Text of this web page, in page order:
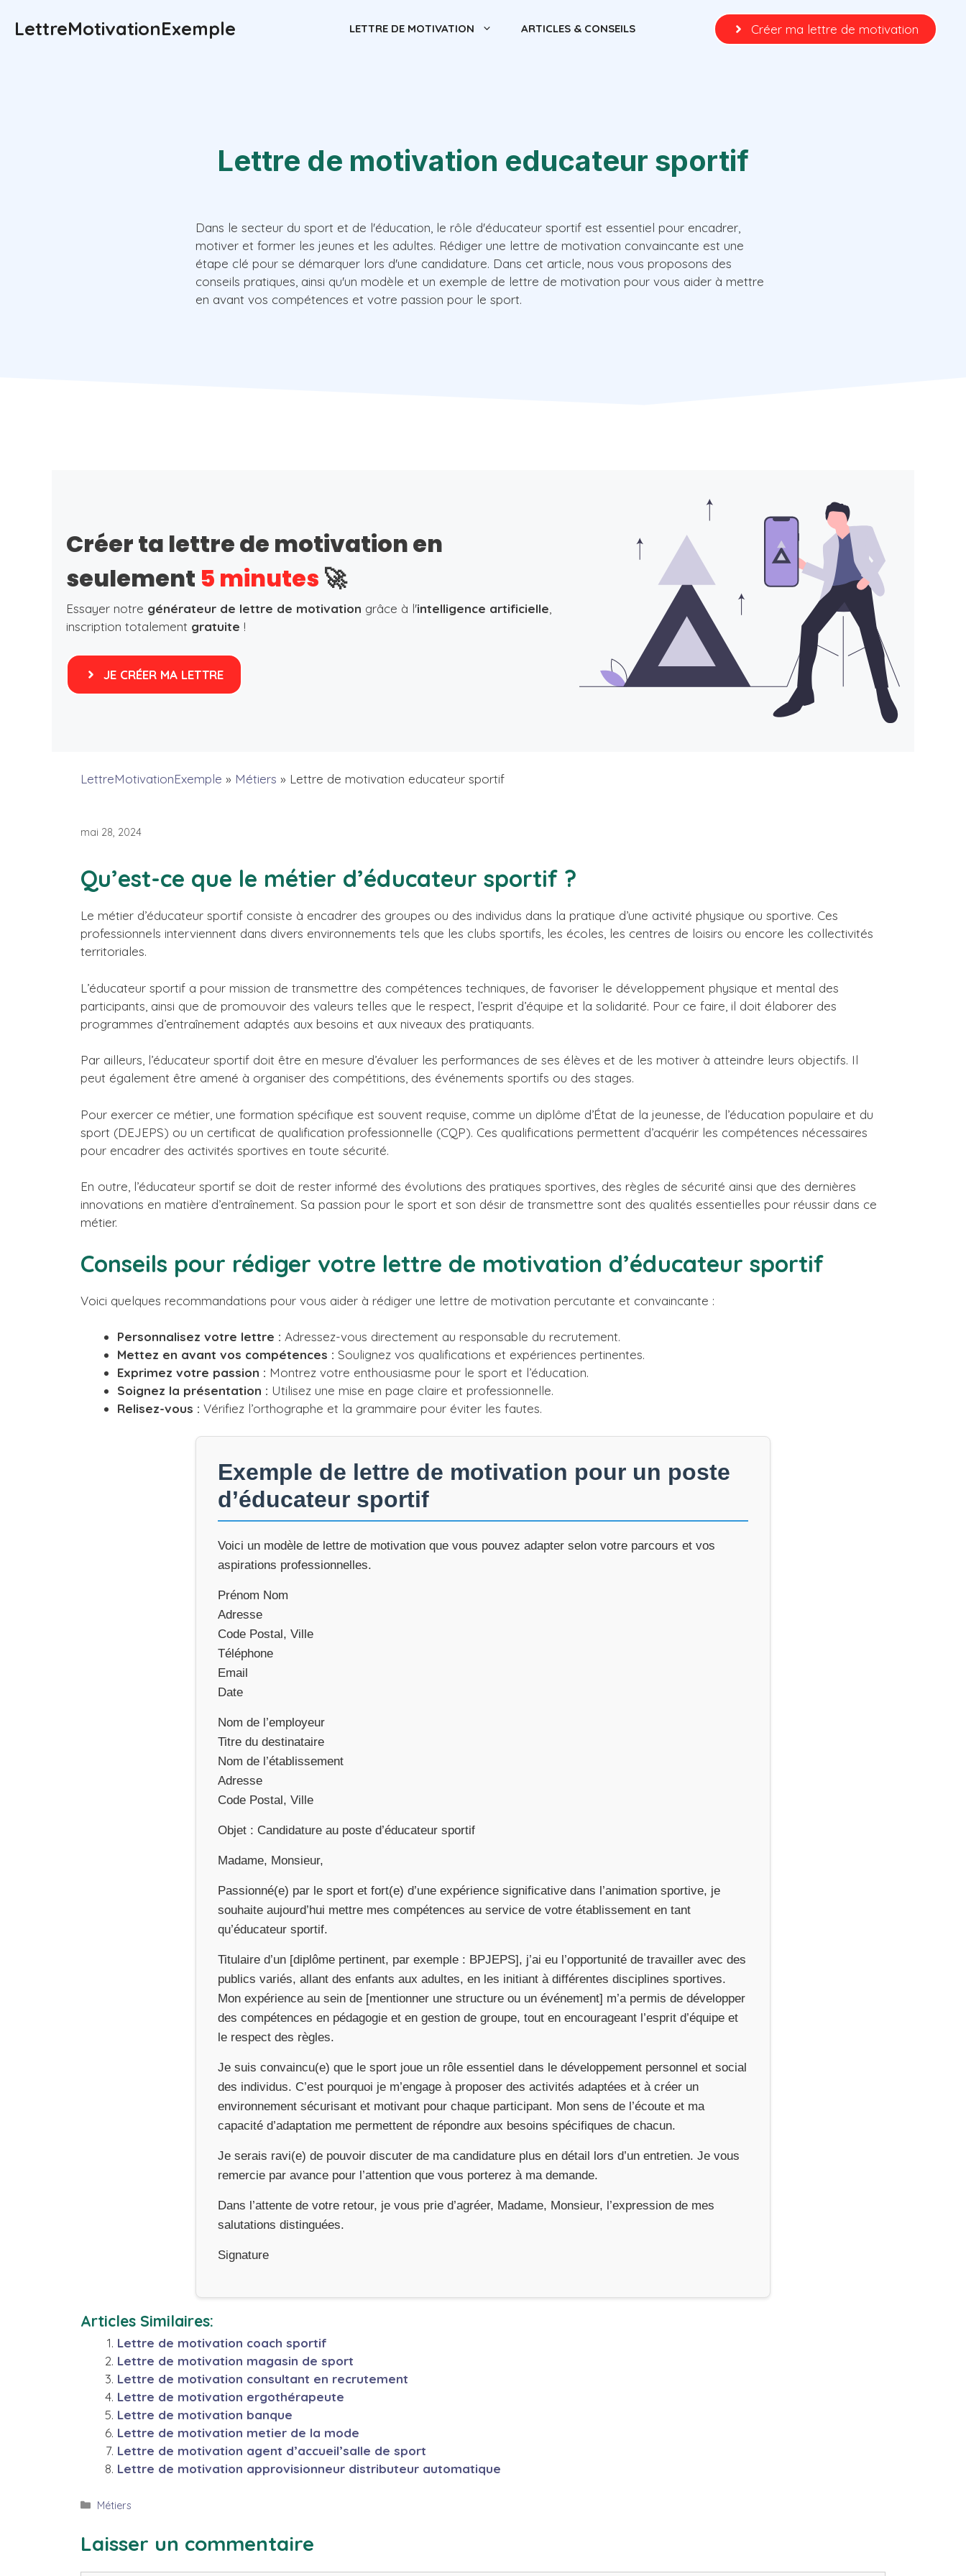
LettreMotivationExemple LETTRE DE MOTIVATION ARTICLES & CONSEILS Créer ma lettre de motivation
Lettre de motivation educateur sportif
Dans le secteur du sport et de l'éducation, le rôle d'éducateur sportif est essentiel pour encadrer,
motiver et former les jeunes et les adultes. Rédiger une lettre de motivation convaincante est une
étape clé pour se démarquer lors d'une candidature. Dans cet article, nous vous proposons des
conseils pratiques, ainsi qu'un modèle et un exemple de lettre de motivation pour vous aider à mettre
en avant vos compétences et votre passion pour le sport.
Créer ta lettre de motivation en
seulement 5 minutes 🚀
Essayer notre générateur de lettre de motivation grâce à l'intelligence artificielle,
inscription totalement gratuite !
JE CRÉER MA LETTRE
LettreMotivationExemple » Métiers » Lettre de motivation educateur sportif
mai 28, 2024
Qu’est-ce que le métier d’éducateur sportif ?
Le métier d’éducateur sportif consiste à encadrer des groupes ou des individus dans la pratique d’une activité physique ou sportive. Ces
professionnels interviennent dans divers environnements tels que les clubs sportifs, les écoles, les centres de loisirs ou encore les collectivités
territoriales.
L’éducateur sportif a pour mission de transmettre des compétences techniques, de favoriser le développement physique et mental des
participants, ainsi que de promouvoir des valeurs telles que le respect, l’esprit d’équipe et la solidarité. Pour ce faire, il doit élaborer des
programmes d’entraînement adaptés aux besoins et aux niveaux des pratiquants.
Par ailleurs, l’éducateur sportif doit être en mesure d’évaluer les performances de ses élèves et de les motiver à atteindre leurs objectifs. Il
peut également être amené à organiser des compétitions, des événements sportifs ou des stages.
Pour exercer ce métier, une formation spécifique est souvent requise, comme un diplôme d’État de la jeunesse, de l’éducation populaire et du
sport (DEJEPS) ou un certificat de qualification professionnelle (CQP). Ces qualifications permettent d’acquérir les compétences nécessaires
pour encadrer des activités sportives en toute sécurité.
En outre, l’éducateur sportif se doit de rester informé des évolutions des pratiques sportives, des règles de sécurité ainsi que des dernières
innovations en matière d’entraînement. Sa passion pour le sport et son désir de transmettre sont des qualités essentielles pour réussir dans ce
métier.
Conseils pour rédiger votre lettre de motivation d’éducateur sportif
Voici quelques recommandations pour vous aider à rédiger une lettre de motivation percutante et convaincante :
Personnalisez votre lettre : Adressez-vous directement au responsable du recrutement.
Mettez en avant vos compétences : Soulignez vos qualifications et expériences pertinentes.
Exprimez votre passion : Montrez votre enthousiasme pour le sport et l’éducation.
Soignez la présentation : Utilisez une mise en page claire et professionnelle.
Relisez-vous : Vérifiez l’orthographe et la grammaire pour éviter les fautes.
Exemple de lettre de motivation pour un poste
d’éducateur sportif
Voici un modèle de lettre de motivation que vous pouvez adapter selon votre parcours et vos
aspirations professionnelles.
Prénom Nom
Adresse
Code Postal, Ville
Téléphone
Email
Date
Nom de l’employeur
Titre du destinataire
Nom de l’établissement
Adresse
Code Postal, Ville
Objet : Candidature au poste d’éducateur sportif
Madame, Monsieur,
Passionné(e) par le sport et fort(e) d’une expérience significative dans l’animation sportive, je
souhaite aujourd’hui mettre mes compétences au service de votre établissement en tant
qu’éducateur sportif.
Titulaire d’un [diplôme pertinent, par exemple : BPJEPS], j’ai eu l’opportunité de travailler avec des
publics variés, allant des enfants aux adultes, en les initiant à différentes disciplines sportives.
Mon expérience au sein de [mentionner une structure ou un événement] m’a permis de développer
des compétences en pédagogie et en gestion de groupe, tout en encourageant l’esprit d’équipe et
le respect des règles.
Je suis convaincu(e) que le sport joue un rôle essentiel dans le développement personnel et social
des individus. C’est pourquoi je m’engage à proposer des activités adaptées et à créer un
environnement sécurisant et motivant pour chaque participant. Mon sens de l’écoute et ma
capacité d’adaptation me permettent de répondre aux besoins spécifiques de chacun.
Je serais ravi(e) de pouvoir discuter de ma candidature plus en détail lors d’un entretien. Je vous
remercie par avance pour l’attention que vous porterez à ma demande.
Dans l’attente de votre retour, je vous prie d’agréer, Madame, Monsieur, l’expression de mes
salutations distinguées.
Signature
Articles Similaires:
Lettre de motivation coach sportif
Lettre de motivation magasin de sport
Lettre de motivation consultant en recrutement
Lettre de motivation ergothérapeute
Lettre de motivation banque
Lettre de motivation metier de la mode
Lettre de motivation agent d’accueil’salle de sport
Lettre de motivation approvisionneur distributeur automatique
Catégories
Métiers
Laisser un commentaire